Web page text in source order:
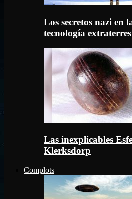
Los secretos nazi en
tecnología
Las inexplicables
Klerksdorp
Complots